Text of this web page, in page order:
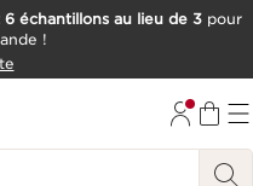
échantillons au lieu de 3 pour
!